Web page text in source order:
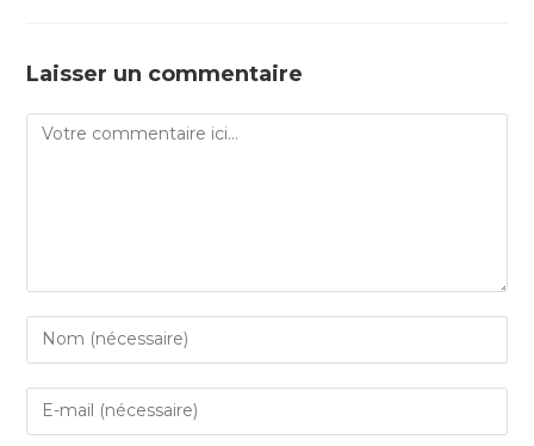
Laisser un commentaire